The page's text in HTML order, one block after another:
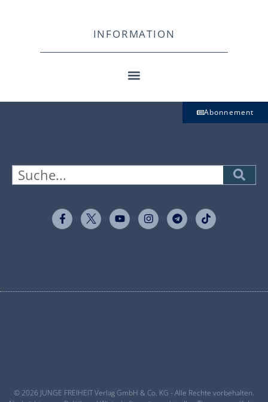
INFORMATION
Abonnement
© 2026 JUNGE FREIHEIT Verlag GmbH & Co. KG - Alle Rechte vorbehalten.